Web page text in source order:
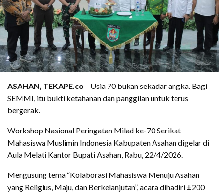
ASAHAN, TEKAPE.co – Usia 70 bukan sekadar angka. Bagi
SEMMI, itu bukti ketahanan dan panggilan untuk terus
bergerak.
Workshop Nasional Peringatan Milad ke-70 Serikat
Mahasiswa Muslimin Indonesia Kabupaten Asahan digelar di
Aula Melati Kantor Bupati Asahan, Rabu, 22/4/2026.
Mengusung tema “Kolaborasi Mahasiswa Menuju Asahan
yang Religius, Maju, dan Berkelanjutan”, acara dihadiri ±200